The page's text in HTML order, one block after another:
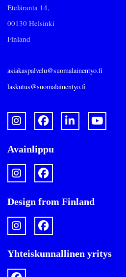
Eteläranta 14,
00130 Helsinki
Finland
asiakaspalvelu@suomalainentyo.fi
laskutus@suomalainentyo.fi
Avainlippu
Design from Finland
Yhteiskunnallinen yritys